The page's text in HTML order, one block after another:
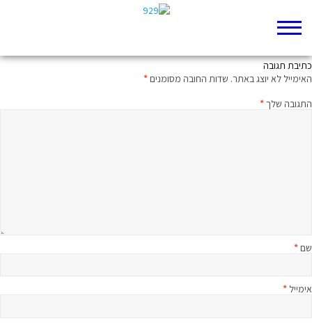
ממעמקים קראתיך: מיטיבי לכת ליחזקאל פרק לא
כתיבת תגובה
האימייל לא יוצג באתר. שדות החובה מסומנים*
התגובה שלך*
שם*
אימייל *